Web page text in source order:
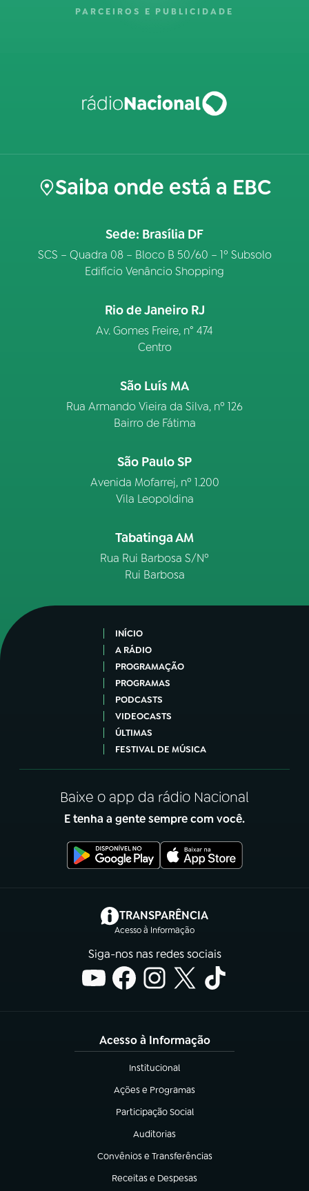
PARCEIROS E PUBLICIDADE
Saiba onde está a EBC
Sede: Brasília DF
SCS – Quadra 08 – Bloco B 50/60 – 1º Subsolo
Edifício Venâncio Shopping
Rio de Janeiro RJ
Av. Gomes Freire, n° 474
Centro
São Luís MA
Rua Armando Vieira da Silva, nº 126
Bairro de Fátima
São Paulo SP
Avenida Mofarrej, nº 1.200
Vila Leopoldina
Tabatinga AM
Rua Rui Barbosa S/Nº
Rui Barbosa
INÍCIO
A RÁDIO
PROGRAMAÇÃO
PROGRAMAS
PODCASTS
VIDEOCASTS
ÚLTIMAS
FESTIVAL DE MÚSICA
Baixe o app da rádio Nacional
E tenha a gente sempre com você.
TRANSPARÊNCIA
Acesso à Informação
(abre em nova aba)
Siga-nos nas redes sociais
Acesso à Informação
Institucional
(abre em nova aba)
Ações e Programas
(abre em nova aba)
Participação Social
(abre em nova aba)
Auditorias
(abre em nova aba)
Convênios e Transferências
(abre em nova aba)
Receitas e Despesas
(abre em nova aba)